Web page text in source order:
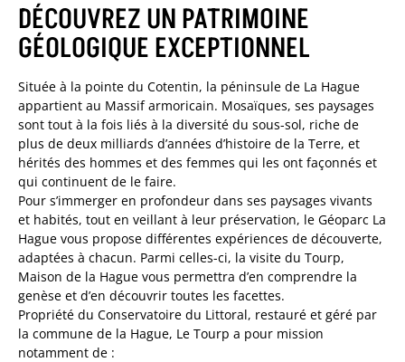
DÉCOUVREZ UN PATRIMOINE
GÉOLOGIQUE EXCEPTIONNEL
Située à la pointe du Cotentin, la péninsule de La Hague
appartient au Massif armoricain. Mosaïques, ses paysages
sont tout à la fois liés à la diversité du sous-sol, riche de
plus de deux milliards d’années d’histoire de la Terre, et
hérités des hommes et des femmes qui les ont façonnés et
qui continuent de le faire.
Pour s’immerger en profondeur dans ses paysages vivants
et habités, tout en veillant à leur préservation, le Géoparc La
Hague vous propose différentes expériences de découverte,
adaptées à chacun. Parmi celles-ci, la visite du Tourp,
Maison de la Hague vous permettra d’en comprendre la
genèse et d’en découvrir toutes les facettes.
Propriété du Conservatoire du Littoral, restauré et géré par
la commune de la Hague, Le Tourp a pour mission
notamment de :